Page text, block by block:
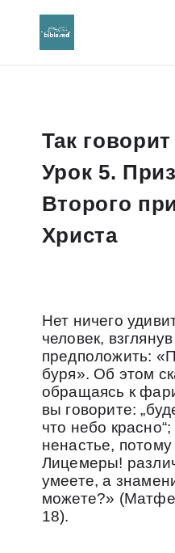
Так
Урок 5.
Второго
Христа
Нет ничего
человек,
предположить:
буря». Об этом
обращаясь к
вы говорите:
что небо
ненастье,
Лицемеры!
умеете, а
можете?»
18).